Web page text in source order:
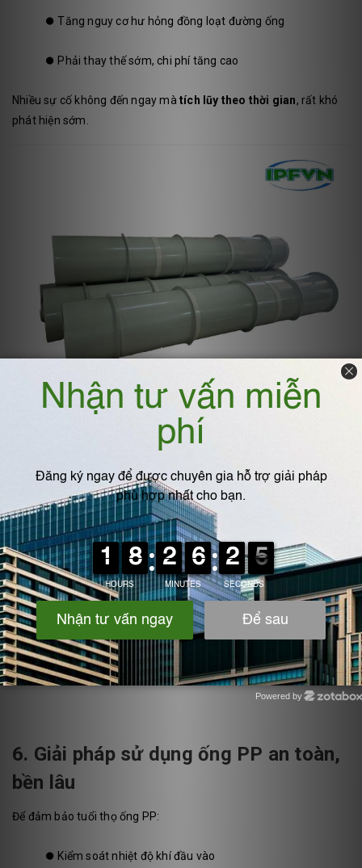
⏺️Tăng nguy cơ hư hỏng đồng loạt đường ống
⏺️ Phải thay thế sớm, chi phí tăng cao
Nhiều sự cố không đến ngay mà tích lũy theo thời gian, rất khó
phát hiện sớm.
6. Giải pháp sử dụng ống PP an toàn,
bền lâu
Để đảm bảo tuổi thọ ống PP:
⏺️ Kiểm soát nhiệt độ khí đầu vào
Powered by